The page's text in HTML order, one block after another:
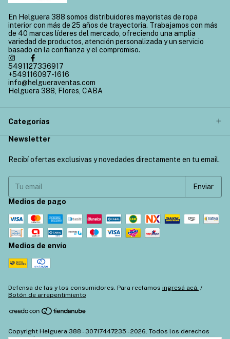
En Helguera 388 somos distribuidores mayoristas de ropa
interior con más de 25 años de trayectoria. Trabajamos con más
de 40 marcas líderes del mercado, ofreciendo una amplia
variedad de productos, atención personalizada y un servicio
basado en la confianza y el compromiso.
5491127336917
+549116097-1616
info@helgueraventas.com
Helguera 388, Flores, CABA
Categorías
Newsletter
Recibí ofertas exclusivas y novedades directamente en tu email.
Medios de pago
Medios de envío
Defensa de las y los consumidores. Para reclamos ingresá acá. /
Botón de arrepentimiento
Copyright Helguera 388 - 30717447235 - 2026. Todos los derechos